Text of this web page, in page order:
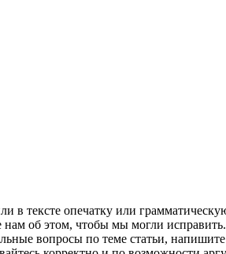
в тексте опечатку или
нам об этом, чтобы мы могли исправить.
вопросы по теме статьи,